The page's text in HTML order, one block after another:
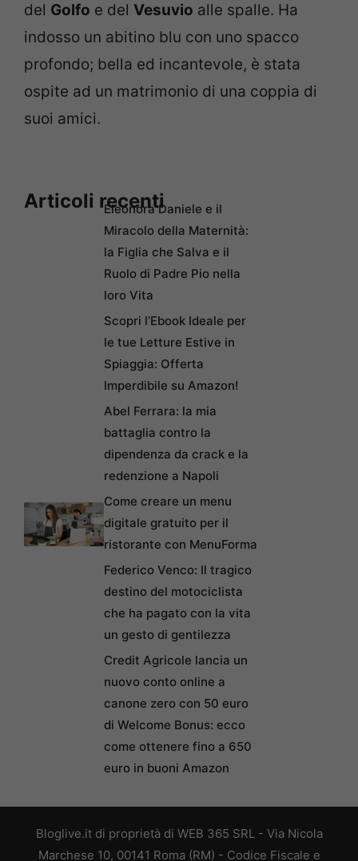
del Golfo e del Vesuvio alle spalle. Ha
indosso un abitino blu con uno spacco
profondo; bella ed incantevole, è stata
ospite ad un matrimonio di una coppia di
suoi amici.
Articoli recentiEleonora Daniele e il
Miracolo della Maternità:
la Figlia che Salva e il
Ruolo di Padre Pio nella
loro Vita
Scopri l’Ebook Ideale per
le tue Letture Estive in
Spiaggia: Offerta
Imperdibile su Amazon!
Abel Ferrara: la mia
battaglia contro la
dipendenza da crack e la
redenzione a Napoli
Come creare un menu
digitale gratuito per il
ristorante con MenuForma
Federico Venco: Il tragico
destino del motociclista
che ha pagato con la vita
un gesto di gentilezza
Credit Agricole lancia un
nuovo conto online a
canone zero con 50 euro
di Welcome Bonus: ecco
come ottenere fino a 650
euro in buoni Amazon
Bloglive.it di proprietà di WEB 365 SRL - Via Nicola
Marchese 10, 00141 Roma (RM) - Codice Fiscale e